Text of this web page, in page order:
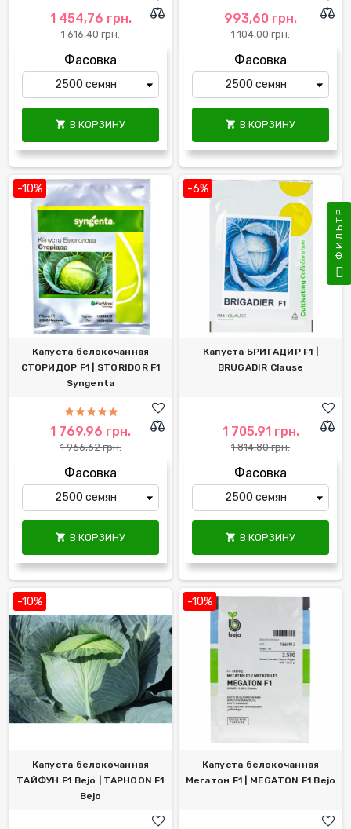
1 454,76 грн.
1 616,40 грн.
Фасовка
 В КОРЗИНУ
993,60 грн.
1 104,00 грн.
Фасовка
 В КОРЗИНУ
-10%
Капуста белокочанная
СТОРИДОР F1 | STORIDOR F1
Syngenta
1 769,96 грн.
1 966,62 грн.
Фасовка
 В КОРЗИНУ
-6%
Капуста БРИГАДИР F1 |
BRUGADIR Clause
1 705,91 грн.
1 814,80 грн.
Фасовка
 В КОРЗИНУ
-10%
Капуста белокочанная
ТАЙФУН F1 Bejo | TAPHOON F1
Bejo
-10%
Капуста белокочанная
Мегатон F1 | MEGATON F1 Bejo
ФИЛЬТР